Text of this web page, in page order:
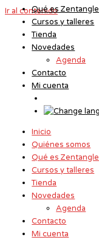
Ir al contenidoQué es Zentangle
Cursos y talleres
Tienda
Novedades
Agenda
Contacto
Mi cuenta
Inicio
Quiénes somos
Qué es Zentangle
Cursos y talleres
Tienda
Novedades
Agenda
Contacto
Mi cuenta